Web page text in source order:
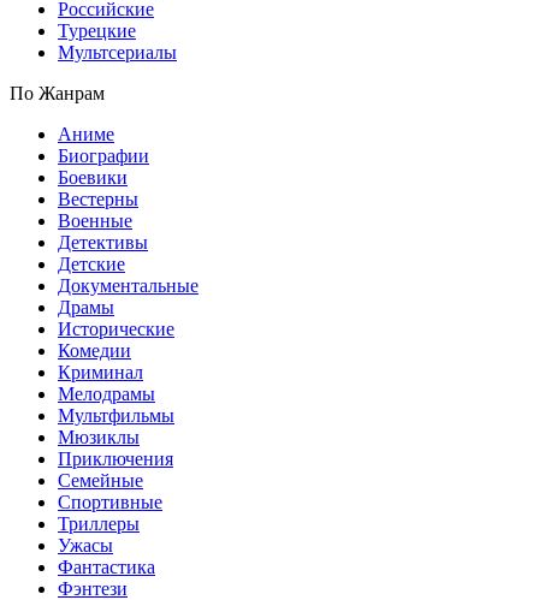
Российские
Турецкие
Мультсериалы
По Жанрам
Аниме
Биографии
Боевики
Вестерны
Военные
Детективы
Детские
Документальные
Драмы
Исторические
Комедии
Криминал
Мелодрамы
Мультфильмы
Мюзиклы
Приключения
Семейные
Спортивные
Триллеры
Ужасы
Фантастика
Фэнтези